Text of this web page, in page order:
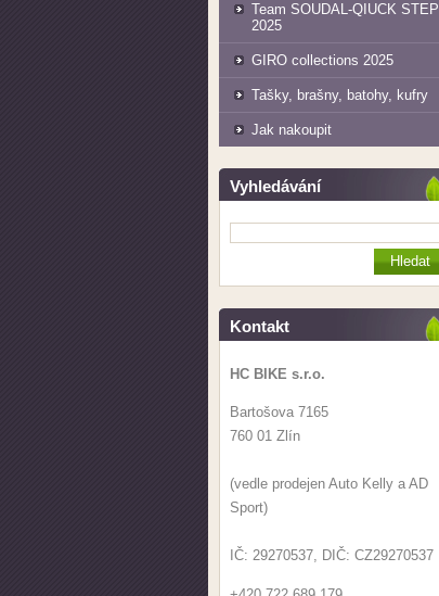
Team SOUDAL-QIUCK STEP
2025
GIRO collections 2025
Tašky, brašny, batohy, kufry
Jak nakoupit
Vyhledávání
Kontakt
HC BIKE s.r.o.
Bartošova 7165
760 01 Zlín
(vedle prodejen Auto Kelly a AD
Sport)
IČ: 29270537, DIČ: CZ29270537